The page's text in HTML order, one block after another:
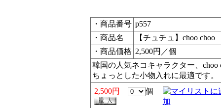
・商品番号 p557
・商品名
【チュチュ】choo
・商品価格 2,500円／個
韓国の人気ネコキャラクター、
ちょっとした小物入れに最適です。
2,500円
個